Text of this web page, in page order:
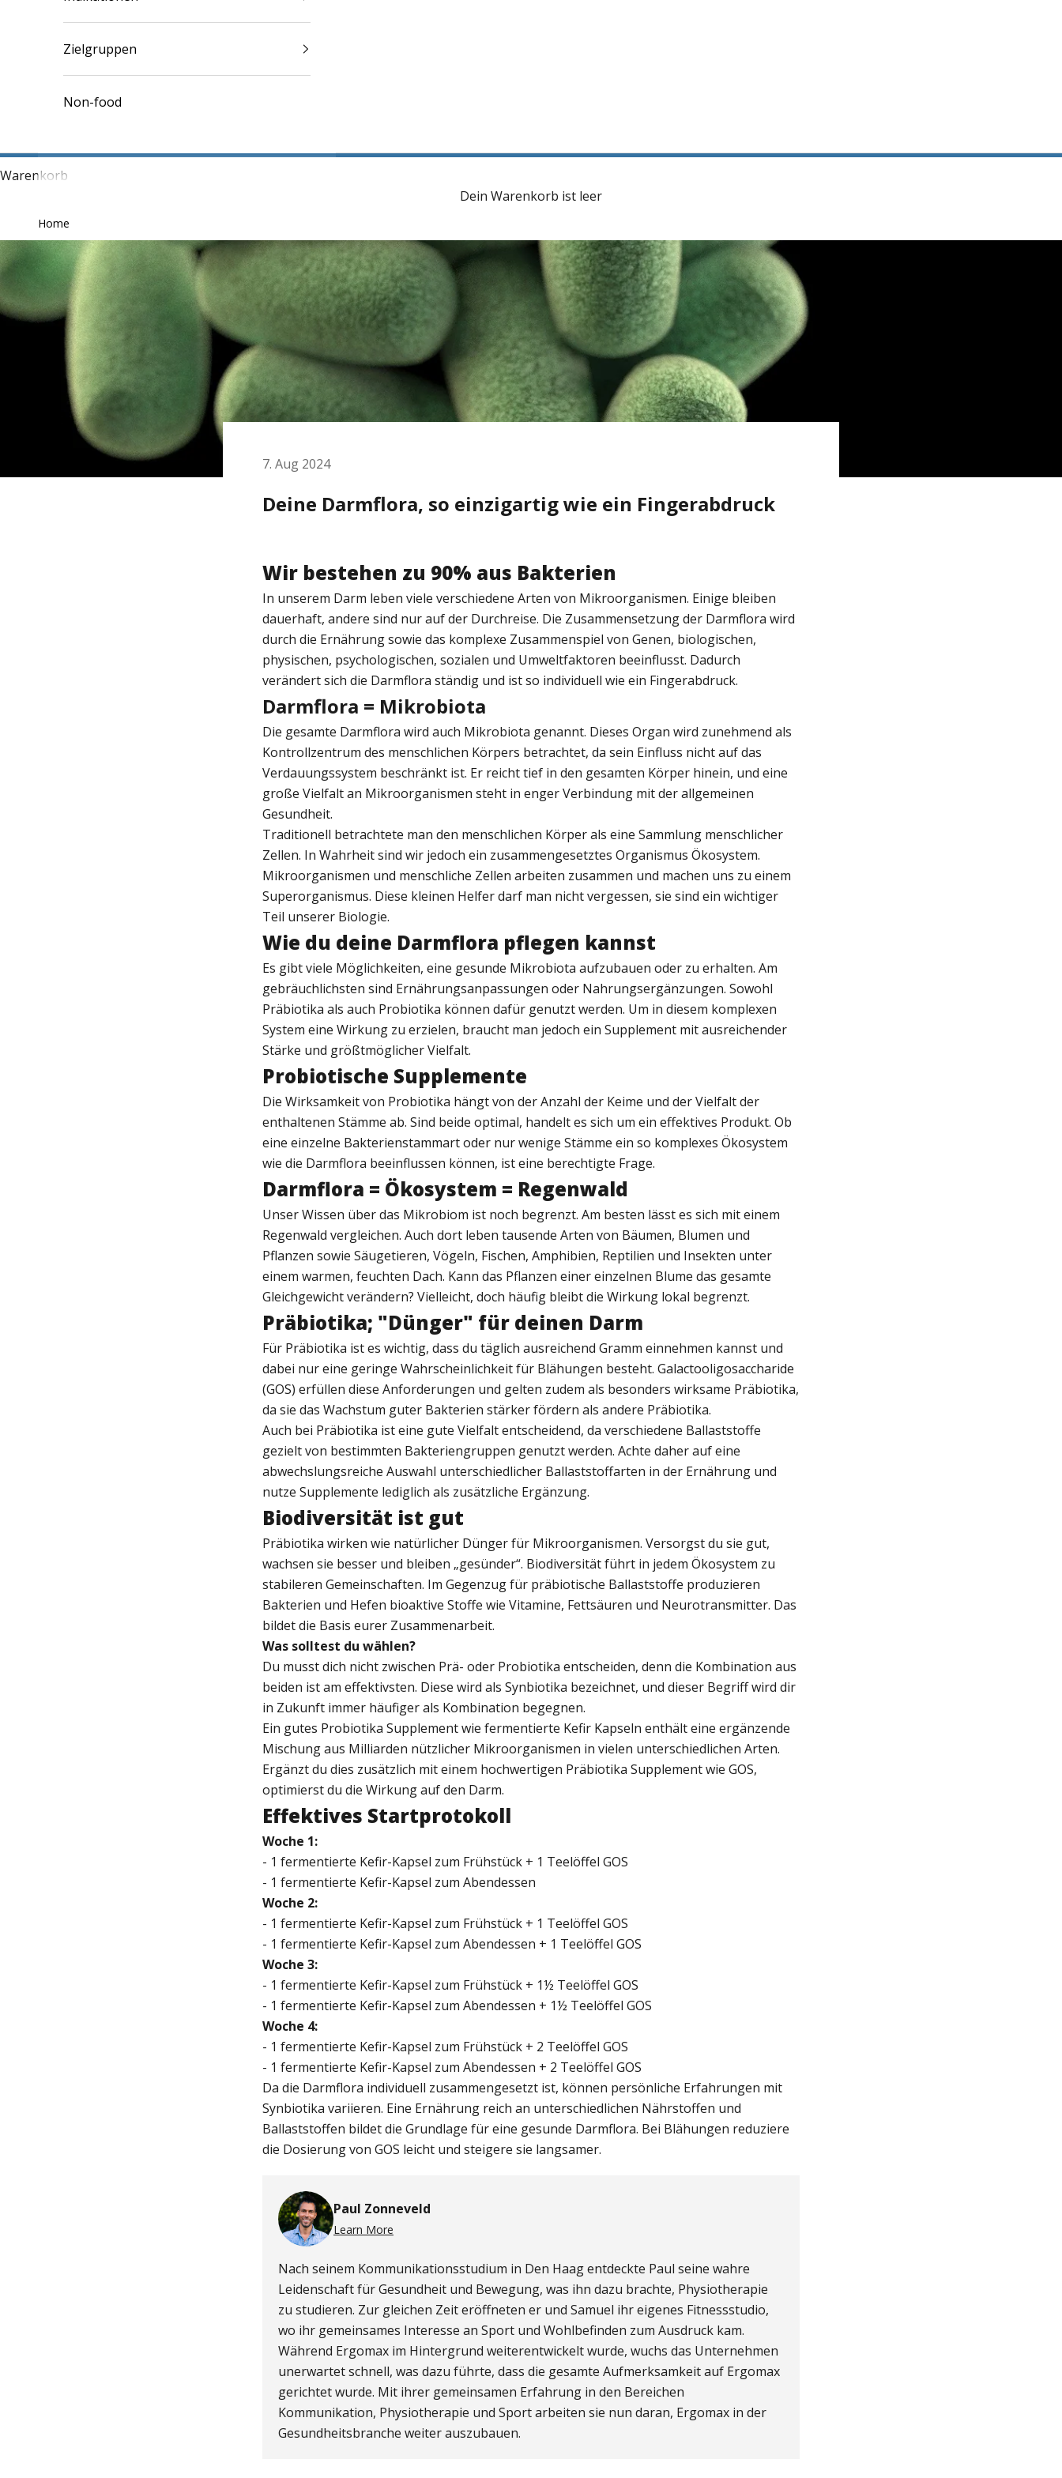
Zielgruppen
Non-food
Warenkorb
Dein Warenkorb ist leer
Home
7. Aug 2024
Deine Darmflora, so einzigartig wie ein Fingerabdruck
Wir bestehen zu 90% aus Bakterien
In unserem Darm leben viele verschiedene Arten von Mikroorganismen. Einige bleiben
dauerhaft, andere sind nur auf der Durchreise. Die Zusammensetzung der Darmflora wird
durch die Ernährung sowie das komplexe Zusammenspiel von Genen, biologischen,
physischen, psychologischen, sozialen und Umweltfaktoren beeinflusst. Dadurch
verändert sich die Darmflora ständig und ist so individuell wie ein Fingerabdruck.
Darmflora = Mikrobiota
Die gesamte Darmflora wird auch Mikrobiota genannt. Dieses Organ wird zunehmend als
Kontrollzentrum des menschlichen Körpers betrachtet, da sein Einfluss nicht auf das
Verdauungssystem beschränkt ist. Er reicht tief in den gesamten Körper hinein, und eine
große Vielfalt an Mikroorganismen steht in enger Verbindung mit der allgemeinen
Gesundheit.
Traditionell betrachtete man den menschlichen Körper als eine Sammlung menschlicher
Zellen. In Wahrheit sind wir jedoch ein zusammengesetztes Organismus Ökosystem.
Mikroorganismen und menschliche Zellen arbeiten zusammen und machen uns zu einem
Superorganismus. Diese kleinen Helfer darf man nicht vergessen, sie sind ein wichtiger
Teil unserer Biologie.
Wie du deine Darmflora pflegen kannst
Es gibt viele Möglichkeiten, eine gesunde Mikrobiota aufzubauen oder zu erhalten. Am
gebräuchlichsten sind Ernährungsanpassungen oder Nahrungsergänzungen. Sowohl
Präbiotika als auch Probiotika können dafür genutzt werden. Um in diesem komplexen
System eine Wirkung zu erzielen, braucht man jedoch ein Supplement mit ausreichender
Stärke und größtmöglicher Vielfalt.
Probiotische Supplemente
Die Wirksamkeit von Probiotika hängt von der Anzahl der Keime und der Vielfalt der
enthaltenen Stämme ab. Sind beide optimal, handelt es sich um ein effektives Produkt. Ob
eine einzelne Bakterienstammart oder nur wenige Stämme ein so komplexes Ökosystem
wie die Darmflora beeinflussen können, ist eine berechtigte Frage.
Darmflora = Ökosystem = Regenwald
Unser Wissen über das Mikrobiom ist noch begrenzt. Am besten lässt es sich mit einem
Regenwald vergleichen. Auch dort leben tausende Arten von Bäumen, Blumen und
Pflanzen sowie Säugetieren, Vögeln, Fischen, Amphibien, Reptilien und Insekten unter
einem warmen, feuchten Dach. Kann das Pflanzen einer einzelnen Blume das gesamte
Gleichgewicht verändern? Vielleicht, doch häufig bleibt die Wirkung lokal begrenzt.
Präbiotika; "Dünger" für deinen Darm
Für Präbiotika ist es wichtig, dass du täglich ausreichend Gramm einnehmen kannst und
dabei nur eine geringe Wahrscheinlichkeit für Blähungen besteht. Galactooligosaccharide
(GOS) erfüllen diese Anforderungen und gelten zudem als besonders wirksame Präbiotika,
da sie das Wachstum guter Bakterien stärker fördern als andere Präbiotika.
Auch bei Präbiotika ist eine gute Vielfalt entscheidend, da verschiedene Ballaststoffe
gezielt von bestimmten Bakteriengruppen genutzt werden. Achte daher auf eine
abwechslungsreiche Auswahl unterschiedlicher Ballaststoffarten in der Ernährung und
nutze Supplemente lediglich als zusätzliche Ergänzung.
Biodiversität ist gut
Präbiotika wirken wie natürlicher Dünger für Mikroorganismen. Versorgst du sie gut,
wachsen sie besser und bleiben „gesünder“. Biodiversität führt in jedem Ökosystem zu
stabileren Gemeinschaften. Im Gegenzug für präbiotische Ballaststoffe produzieren
Bakterien und Hefen bioaktive Stoffe wie Vitamine, Fettsäuren und Neurotransmitter. Das
bildet die Basis eurer Zusammenarbeit.
Was solltest du wählen?
Du musst dich nicht zwischen Prä- oder Probiotika entscheiden, denn die Kombination aus
beiden ist am effektivsten. Diese wird als Synbiotika bezeichnet, und dieser Begriff wird dir
in Zukunft immer häufiger als Kombination begegnen.
Ein gutes Probiotika Supplement wie fermentierte Kefir Kapseln enthält eine ergänzende
Mischung aus Milliarden nützlicher Mikroorganismen in vielen unterschiedlichen Arten.
Ergänzt du dies zusätzlich mit einem hochwertigen Präbiotika Supplement wie GOS,
optimierst du die Wirkung auf den Darm.
Effektives Startprotokoll
Woche 1:
- 1 fermentierte Kefir-Kapsel zum Frühstück + 1 Teelöffel GOS
- 1 fermentierte Kefir-Kapsel zum Abendessen
Woche 2:
- 1 fermentierte Kefir-Kapsel zum Frühstück + 1 Teelöffel GOS
- 1 fermentierte Kefir-Kapsel zum Abendessen + 1 Teelöffel GOS
Woche 3:
- 1 fermentierte Kefir-Kapsel zum Frühstück + 1½ Teelöffel GOS
- 1 fermentierte Kefir-Kapsel zum Abendessen + 1½ Teelöffel GOS
Woche 4:
- 1 fermentierte Kefir-Kapsel zum Frühstück + 2 Teelöffel GOS
- 1 fermentierte Kefir-Kapsel zum Abendessen + 2 Teelöffel GOS
Da die Darmflora individuell zusammengesetzt ist, können persönliche Erfahrungen mit
Synbiotika variieren. Eine Ernährung reich an unterschiedlichen Nährstoffen und
Ballaststoffen bildet die Grundlage für eine gesunde Darmflora. Bei Blähungen reduziere
die Dosierung von GOS leicht und steigere sie langsamer.
Paul Zonneveld
Learn More
Nach seinem Kommunikationsstudium in Den Haag entdeckte Paul seine wahre
Leidenschaft für Gesundheit und Bewegung, was ihn dazu brachte, Physiotherapie
zu studieren. Zur gleichen Zeit eröffneten er und Samuel ihr eigenes Fitnessstudio,
wo ihr gemeinsames Interesse an Sport und Wohlbefinden zum Ausdruck kam.
Während Ergomax im Hintergrund weiterentwickelt wurde, wuchs das Unternehmen
unerwartet schnell, was dazu führte, dass die gesamte Aufmerksamkeit auf Ergomax
gerichtet wurde. Mit ihrer gemeinsamen Erfahrung in den Bereichen
Kommunikation, Physiotherapie und Sport arbeiten sie nun daran, Ergomax in der
Gesundheitsbranche weiter auszubauen.